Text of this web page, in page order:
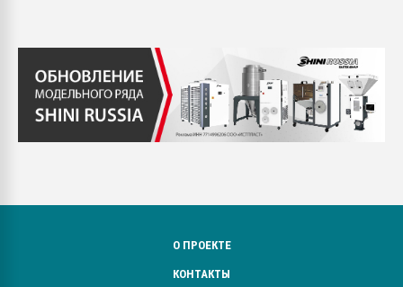
О ПРОЕКТЕ
КОНТАКТЫ